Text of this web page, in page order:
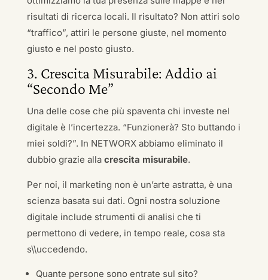
risultati di ricerca locali. Il risultato? Non attiri solo
“traffico”, attiri le persone giuste, nel momento
giusto e nel posto giusto.
3. Crescita Misurabile: Addio ai
“Secondo Me”
Una delle cose che più spaventa chi investe nel
digitale è l’incertezza. “Funzionerà? Sto buttando i
miei soldi?”. In NETWORX abbiamo eliminato il
dubbio grazie alla crescita misurabile.
Per noi, il marketing non è un’arte astratta, è una
scienza basata sui dati. Ogni nostra soluzione
digitale include strumenti di analisi che ti
permettono di vedere, in tempo reale, cosa sta
s\\uccedendo.
Quante persone sono entrate sul sito?